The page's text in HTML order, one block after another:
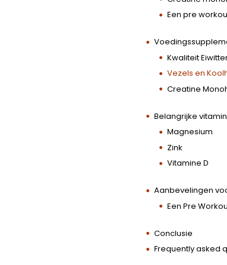
Een pre
Kwaliteit
Vezels en
Creatine
Belangrijke
Magnesium
Zink
Vitamine D
Aanbevelingen
Een Pre
Conclusie
Frequently asked